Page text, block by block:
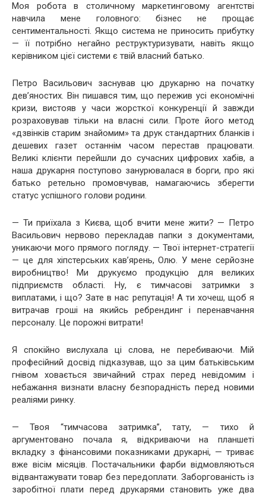
Моя робота в столичному маркетинговому агентстві
навчила мене головного: бізнес не прощає
сентиментальності. Якщо система не приносить прибутку
— її потрібно негайно реструктуризувати, навіть якщо
керівником цієї системи є твій власний батько.
Петро Васильович заснував цю друкарню на початку
дев’яностих. Він пишався тим, що пережив усі економічні
кризи, вистояв у часи жорсткої конкуренції й завжди
розраховував тільки на власні сили. Проте його метод
«дзвінків старим знайомим» та друк стандартних бланків і
дешевих газет останнім часом перестав працювати.
Великі клієнти перейшли до сучасних цифрових хабів, а
наша друкарня поступово занурювалася в борги, про які
батько ретельно промовчував, намагаючись зберегти
статус успішного голови родини.
— Ти приїхала з Києва, щоб вчити мене жити? — Петро
Васильович нервово перекладав папки з документами,
уникаючи мого прямого погляду. — Твої інтернет-стратегії
— це для хіпстерських кав’ярень, Олю. У мене серйозне
виробництво! Ми друкуємо продукцію для великих
підприємств області. Ну, є тимчасові затримки з
виплатами, і що? Зате в нас репутація! А ти хочеш, щоб я
витрачав гроші на якийсь ребрендинг і перенавчання
персоналу. Це порожні витрати!
Я спокійно вислухала ці слова, не перебиваючи. Мій
професійний досвід підказував, що за цим батьківським
гнівом ховається звичайний страх перед невідомим і
небажання визнати власну безпорадність перед новими
реаліями ринку.
— Твоя “тимчасова затримка”, тату, — тихо й
аргументовано почала я, відкриваючи на планшеті
вкладку з фінансовими показниками друкарні, — триває
вже вісім місяців. Постачальники фарби відмовляються
відвантажувати товар без передоплати. Заборгованість із
заробітної плати перед друкарями становить уже два